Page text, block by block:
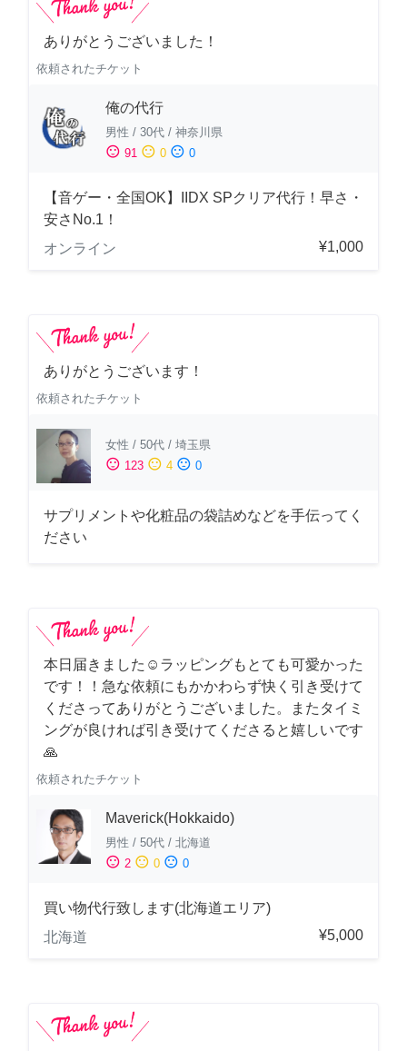
ありがとうございました！
依頼されたチケット
俺の代行
男性 / 30代 / 神奈川県
sentiment_satisfied 91 sentiment_neutral 0 sentiment_dissatisfied 0
【音ゲー・全国OK】IIDX SPクリア代行！早さ・
安さNo.1！
オンライン
¥1,000
ありがとうございます！
依頼されたチケット
女性 / 50代 / 埼玉県
sentiment_satisfied 123 sentiment_neutral 4 sentiment_dissatisfied 0
サプリメントや化粧品の袋詰めなどを手伝ってく
ださい
本日届きました☺️ラッピングもとても可愛かった
です！！急な依頼にもかかわらず快く引き受けて
くださってありがとうございました。またタイミ
ングが良ければ引き受けてくださると嬉しいです
🙏
依頼されたチケット
Maverick(Hokkaido)
男性 / 50代 / 北海道
sentiment_satisfied 2 sentiment_neutral 0 sentiment_dissatisfied 0
買い物代行致します(北海道エリア)
北海道
¥5,000